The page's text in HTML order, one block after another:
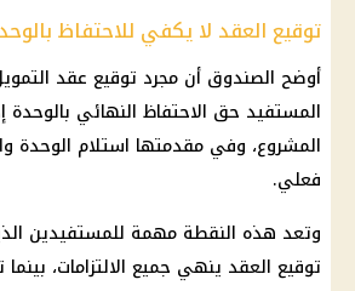
توقيع العقد لا يكفي للاحتفاظ
أوضح الصندوق أن مجرد توقيع عقد
المستفيد حق الاحتفاظ النهائي بالوحدة
المشروع، وفي مقدمتها استلام الوحدة
فعلي.
وتعد هذه النقطة مهمة للمستفيدين
توقيع العقد ينهي جميع الالتزامات،